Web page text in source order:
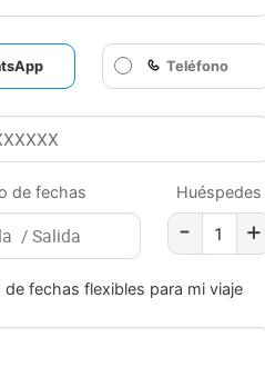
Teléfono
de fechas Huéspedes
- +
de fechas flexibles para mi viaje